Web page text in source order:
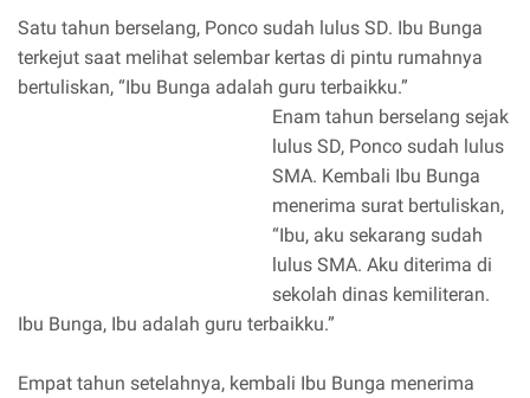
Satu tahun berselang, Ponco sudah lulus SD. Ibu Bunga
terkejut saat melihat selembar kertas di pintu rumahnya
bertuliskan, “Ibu Bunga adalah guru terbaikku.”
Enam tahun berselang sejak
lulus SD, Ponco sudah lulus
SMA. Kembali Ibu Bunga
menerima surat bertuliskan,
“Ibu, aku sekarang sudah
lulus SMA. Aku diterima di
sekolah dinas kemiliteran.
Ibu Bunga, Ibu adalah guru terbaikku.”
Empat tahun setelahnya, kembali Ibu Bunga menerima